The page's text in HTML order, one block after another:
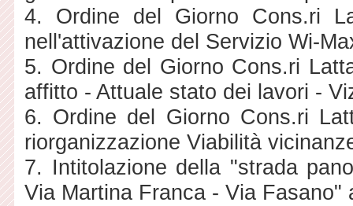
4. Ordine del Giorno Cons.ri
nell'attivazione del Servizio Wi-
5. Ordine del Giorno Cons.ri
affitto - Attuale stato dei lavori -
6. Ordine del Giorno Cons.ri
riorganizzazione Viabilità
7. Intitolazione della "strada
Via Martina Franca - Via